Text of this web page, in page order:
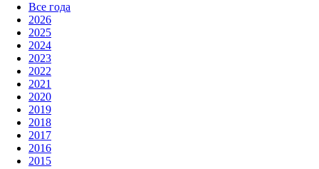
Все года
2026
2025
2024
2023
2022
2021
2020
2019
2018
2017
2016
2015